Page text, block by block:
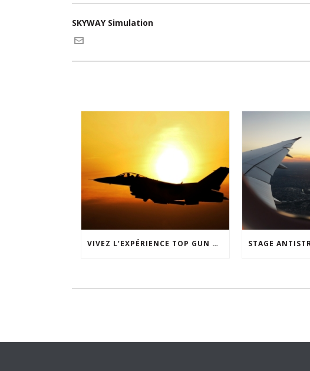
SKYWAY Simulation
VIVEZ L’EXPÉRIENCE TOP GUN CHEZ SKYWAY SIMULATION